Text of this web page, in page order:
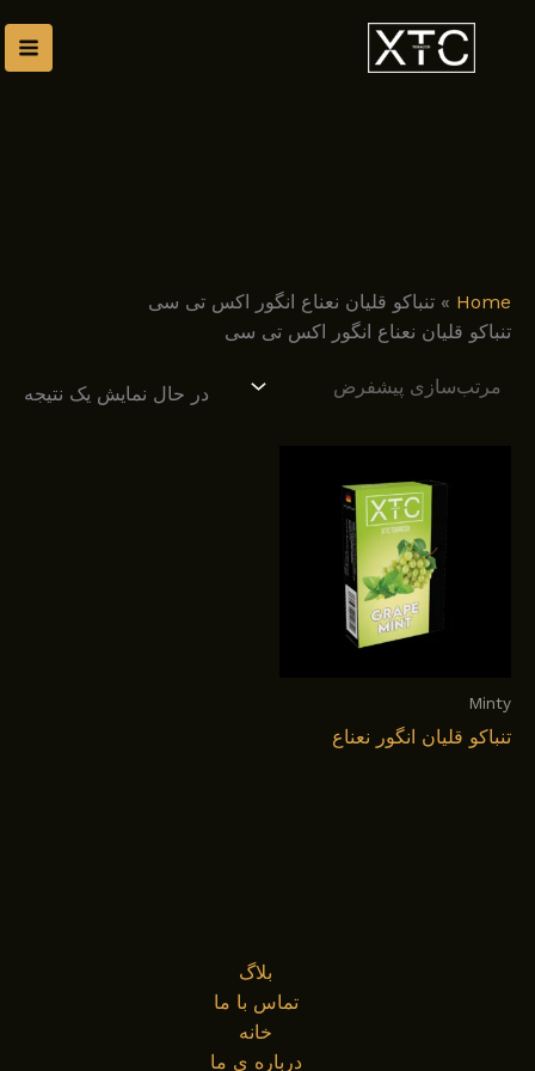
Home
»تنباکو قلیان نعناع انگور اکس تی سی
تنباکو قلیان نعناع انگور اکس تی سی
در حال نمایش یک نتیجه
Minty
تنباکو قلیان انگور نعناع
بلاگ
تماس با ما
خانه
درباره ی ما